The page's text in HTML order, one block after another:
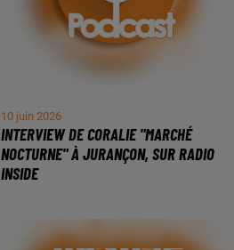
10 juin 2026
INTERVIEW DE CORALIE "MARCHÉ
NOCTURNE" À JURANÇON, SUR RADIO
INSIDE